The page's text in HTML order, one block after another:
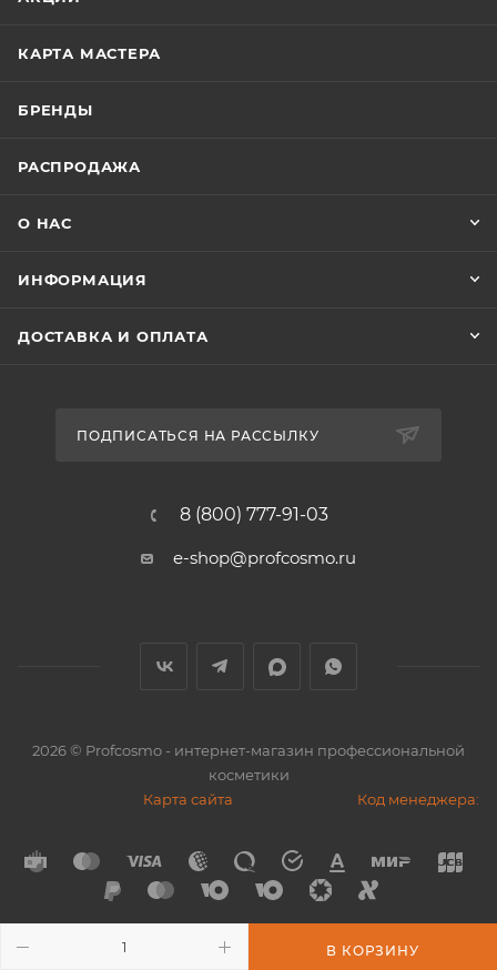
В КОРЗИНУ
КАРТА МАСТЕРА
БРЕНДЫ
РАСПРОДАЖА
О НАС
ИНФОРМАЦИЯ
ДОСТАВКА И ОПЛАТА
ПОДПИСАТЬСЯ НА РАССЫЛКУ
8 (800) 777-91-03
e-shop@profcosmo.ru
2026© Profcosmo - интернет-магазин профессиональной
косметики
Карта сайта
Код менеджера: